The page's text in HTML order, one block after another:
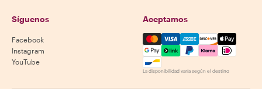
Síguenos
Facebook
Instagram
YouTube
Aceptamos
Mastercard, Visa, Amex,
La disponibilidad varía según el destino